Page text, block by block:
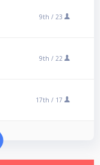
9th / 23
9th / 22
17th / 17